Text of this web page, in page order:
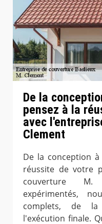
De la
pensez à la
avec
Clement
De la conception
réussite de votre
couverture M.
expérimentés,
complets, de
l'exécution finale.